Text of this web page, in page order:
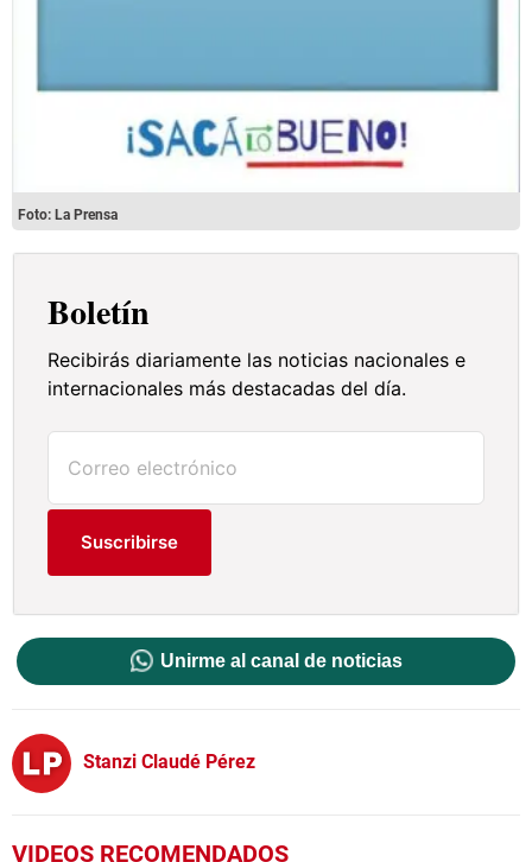
Foto: La Prensa
Boletín
Recibirás diariamente las noticias nacionales e
internacionales más destacadas del día.
Suscribirse
Unirme al canal de noticias
Stanzi Claudé Pérez
VIDEOS RECOMENDADOS